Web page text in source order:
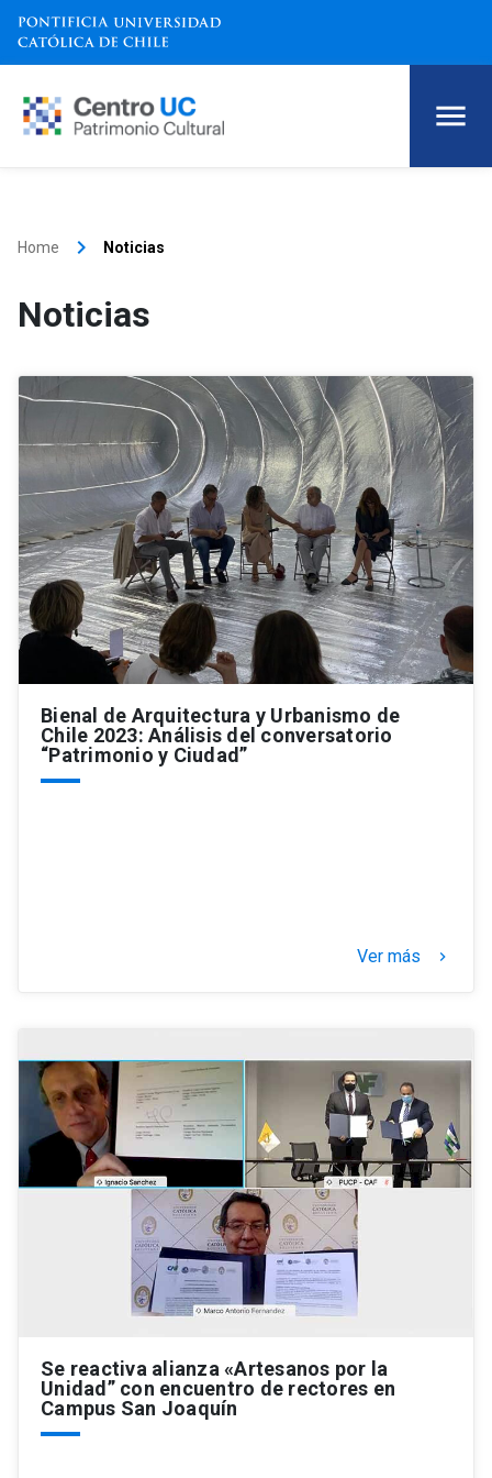
Home keyboard_arrow_right Noticias
Noticias
Bienal de Arquitectura y Urbanismo de
Chile 2023: Análisis del conversatorio
“Patrimonio y Ciudad”
Ver más keyboard_arrow_right
Se reactiva alianza «Artesanos por la
Unidad” con encuentro de rectores en
Campus San Joaquín